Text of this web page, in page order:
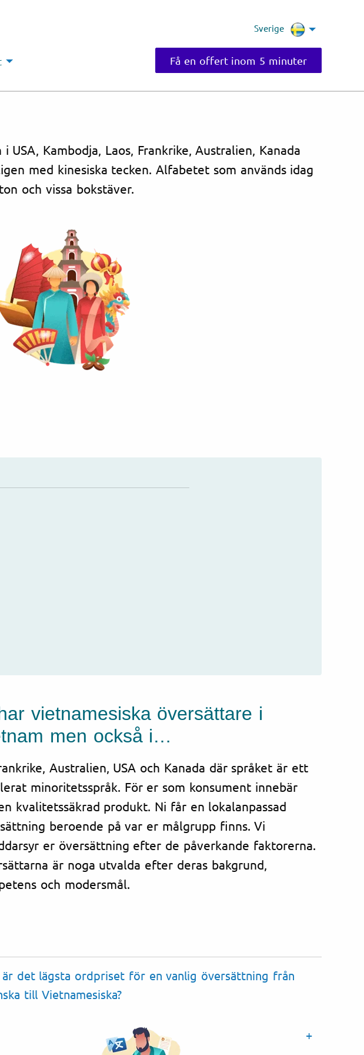
Sverige
Få en offert inom 5 minuter
USA, Kambodja, Laos, Frankrike, Australien, Kanada
med kinesiska tecken. Alfabetet som används idag
och vissa bokstäver.
vietnamesiska översättare i
men också i…
Australien, USA och Kanada där språket är ett
minoritetsspråk. För er som konsument innebär
kvalitetssäkrad produkt. Ni får en lokalanpassad
beroende på var er målgrupp finns. Vi
er översättning efter de påverkande faktorerna.
är noga utvalda efter deras bakgrund,
och modersmål.
är det lägsta ordpriset för en vanlig översättning från
till Vietnamesiska?